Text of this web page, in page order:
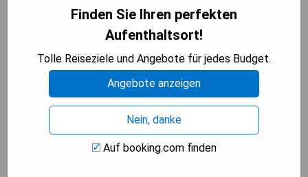
- Parkplatzmangel
VERFÜGBARKEIT PRÜFEN
Finden Sie Ihren perfekten
Aufenthaltsort!
Tolle Reiseziele und Angebote für jedes Budget.
Angebote anzeigen
Nein, danke
Auf booking.com finden